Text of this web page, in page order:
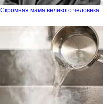
Скромная мама великого человека